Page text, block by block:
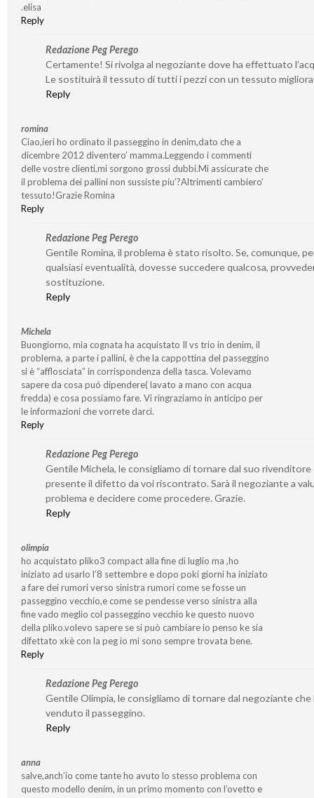
.elisa
Reply
Redazione Peg Perego
Certamente! Si rivolga al negoziante dove ha effettuato
Le sostituirà il tessuto di tutti i pezzi con un tessuto
Reply
romina
Ciao,ieri ho ordinato il passeggino in denim,dato che a
dicembre 2012 diventero’ mamma.Leggendo i commenti
delle vostre clienti,mi sorgono grossi dubbi.Mi assicurate che
il problema dei pallini non sussiste piu’?Altrimenti cambiero’
tessuto!Grazie Romina
Reply
Redazione Peg Perego
Gentile Romina, il problema è stato risolto. Se, comunque,
qualsiasi eventualità, dovesse succedere qualcosa,
sostituzione.
Reply
Michela
Buongiorno, mia cognata ha acquistato Il vs trio in denim, il
problema, a parte i pallini, è che la cappottina del passeggino
si è “afflosciata” in corrispondenza della tasca. Volevamo
sapere da cosa puó dipendere( lavato a mano con acqua
fredda) e cosa possiamo fare. Vi ringraziamo in anticipo per
le informazioni che vorrete darci.
Reply
Redazione Peg Perego
Gentile Michela, le consigliamo di tornare dal suo rivenditore
presente il difetto da voi riscontrato. Sarà il negoziante a
problema e decidere come procedere. Grazie.
Reply
olimpia
ho acquistato pliko3 compact alla fine di luglio ma ,ho
iniziato ad usarlo l’8 settembre e dopo poki giorni ha iniziato
a fare dei rumori verso sinistra rumori come se fosse un
passeggino vecchio,e come se pendesse verso sinistra alla
fine vado meglio col passeggino vecchio ke questo nuovo
della pliko.volevo sapere se si può cambiare io penso ke sia
difettato xkè con la peg io mi sono sempre trovata bene.
Reply
Redazione Peg Perego
Gentile Olimpia, le consigliamo di tornare dal negoziante che
venduto il passeggino.
Reply
anna
salve,anch’io come tante ho avuto lo stesso problema con
questo modello denim, in un primo momento con l’ovetto e